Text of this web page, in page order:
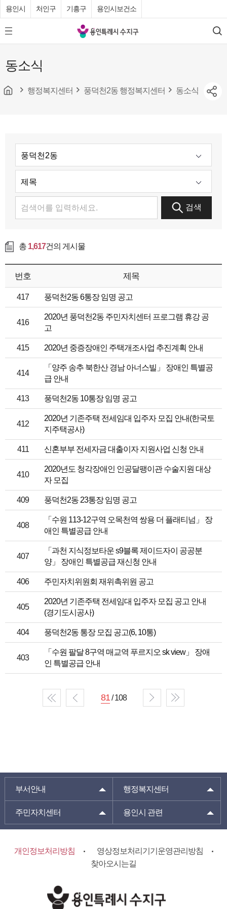
용인시 처인구 기흥구 용인시보건소
모
바
메
뉴
튼
용
인
수
검
색
동소식
행정복지센터 풍덕천2동 행정복지센터 동소식
검색
총 1,617건의 게시물
번호 제목
417 풍덕천2동 6통장 임명 공고
416
2020년 풍덕천2동 주민자치센터 프로그램 휴강 공
고
415 2020년 중증장애인 주택개조사업 추진계획 안내
414
「양주 송추 북한산 경남 아너스빌」 장애인 특별공
급 안내
413 풍덕천2동 10통장 임명 공고
412
2020년 기존주택 전세임대 입주자 모집 안내(한국토
지주택공사)
411 신혼부부 전세자금 대출이자 지원사업 신청 안내
410
2020년도 청각장애인 인공달팽이관 수술지원 대상
자 모집
409 풍덕천2동 23통장 임명 공고
408
「수원 113-12구역 오목천역 쌍용 더 플래티넘」 장
애인 특별공급 안내
407
「과천 지식정보타운 s9블록 제이드자이 공공분
양」 장애인 특별공급 재신청 안내
406 주민자치위원회 재위촉위원 공고
405
2020년 기존주택 전세임대 입주자 모집 공고 안내
(경기도시공사)
404 풍덕천2동 통장 모집 공고(6, 10통)
403
「수원 팔달 8구역 매교역 푸르지오 sk view」 장애
인 특별공급 안내
81/ 108
부서안내 행정복지센터
주민자치센터 용인시 관련
개인정보처리방침
영상정보처리기기운영관리방침
찾아오시는길